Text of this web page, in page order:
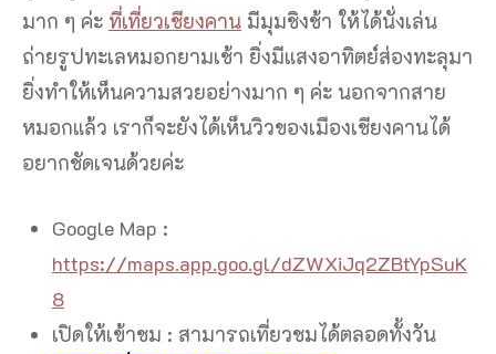
มาก ๆ ค่ะ ที่เที่ยวเชียงคาน มีมุมชิงช้า ให้ได้นั่งเล่น
ถ่ายรูปทะเลหมอกยามเช้า ยิ่งมีแสงอาทิตย์ส่องทะลุมา
ยิ่งทำให้เห็นความสวยอย่างมาก ๆ ค่ะ นอกจากสาย
หมอกแล้ว เราก็จะยังได้เห็นวิวของเมืองเชียงคานได้
อยากชัดเจนด้วยค่ะ
Google Map :
https://maps.app.goo.gl/dZWXiJq2ZBtYpSuK
8
เปิดให้เข้าชม : สามารถเที่ยวชมได้ตลอดทั้งวัน